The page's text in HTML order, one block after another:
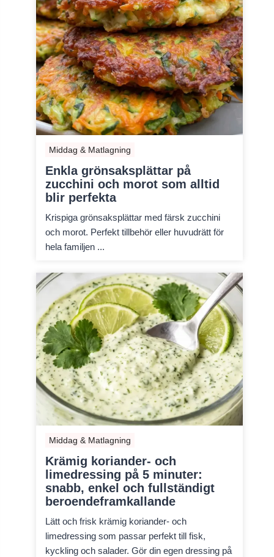
Middag & Matlagning
Enkla grönsaksplättar på
zucchini och morot som alltid
blir perfekta
Krispiga grönsaksplättar med färsk zucchini
och morot. Perfekt tillbehör eller huvudrätt för
hela familjen ...
Middag & Matlagning
Krämig koriander- och
limedressing på 5 minuter:
snabb, enkel och fullständigt
beroendeframkallande
Lätt och frisk krämig koriander- och
limedressing som passar perfekt till fisk,
kyckling och salader. Gör din egen dressing på